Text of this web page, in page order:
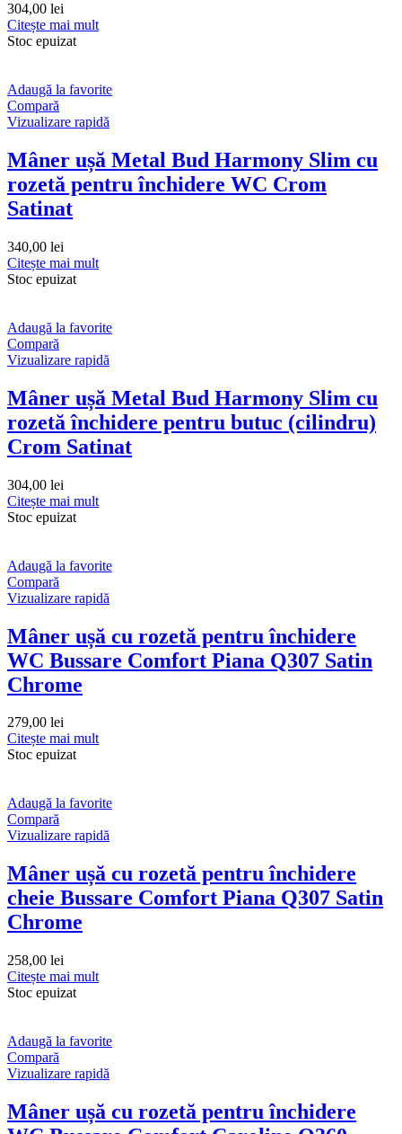
304,00 lei
Citește mai mult
Stoc epuizat
Adaugă la favorite
Compară
Vizualizare rapidă
Mâner ușă Metal Bud Harmony Slim cu
rozetă pentru închidere WC Crom
Satinat
340,00 lei
Citește mai mult
Stoc epuizat
Adaugă la favorite
Compară
Vizualizare rapidă
Mâner ușă Metal Bud Harmony Slim cu
rozetă închidere pentru butuc (cilindru)
Crom Satinat
304,00 lei
Citește mai mult
Stoc epuizat
Adaugă la favorite
Compară
Vizualizare rapidă
Mâner ușă cu rozetă pentru închidere
WC Bussare Comfort Piana Q307 Satin
Chrome
279,00 lei
Citește mai mult
Stoc epuizat
Adaugă la favorite
Compară
Vizualizare rapidă
Mâner ușă cu rozetă pentru închidere
cheie Bussare Comfort Piana Q307 Satin
Chrome
258,00 lei
Citește mai mult
Stoc epuizat
Adaugă la favorite
Compară
Vizualizare rapidă
Mâner ușă cu rozetă pentru închidere